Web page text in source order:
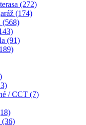
(272)
(174)
(568)
(91)
/ CCT (7)
(36)